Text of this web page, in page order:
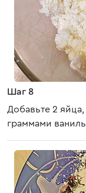
Шаг 8
Добавьте 2
граммами